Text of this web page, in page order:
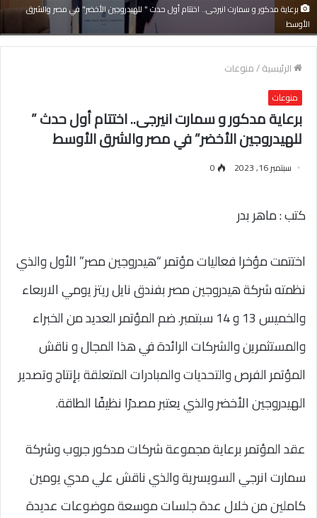
برعاية مدكور و سمارت انيرجى.. اختتام أول حدث " للهيدروجين الأخضر" في مصر والشرق
الأوسط
الرئيسية/منوعات
منوعات
برعاية مدكور و سمارت انيرجى.. اختتام أول حدث ”
للهيدروجين الأخضر” في مصر والشرق الأوسط
سبتمبر 16, 2023 0
كتب : ماهر بدر
اختتمت مؤخرا فعاليات مؤتمر “هيدروجين مصر” الأول والذي
نظمته شركة هيدروجين مصر بفندق نايل ريتز يومي الاربعاء
والخميس 13 و 14 سبتمبر. ضم المؤتمر العديد من الخبراء
والمستثمرين والشركات الرائدة في هذا المجال و ناقش
المؤتمر الفرص والتحديات والمبادرات المتعلقة بإنتاج وتصدير
الهيدروجين الأخضر والذي يعتبر مصدرًا نظيفًا الطاقة.
عقد المؤتمر برعاية مجموعة شركات مدكور جروب وشركة
سمارت انرجي السويسرية والذي ناقش علي مدي يومين
كاملين من خلال عدة جلسات موسعة موضوعات عديدة